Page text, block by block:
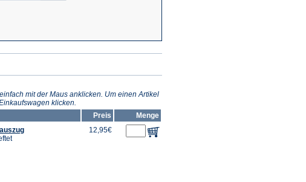
mit der Maus anklicken. Um einen Artikel
klicken.
Preis
Menge
12,95€